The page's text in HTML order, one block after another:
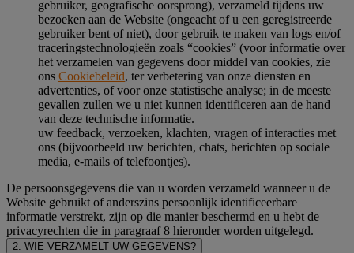
gebruiker, geografische oorsprong), verzameld tijdens uw
bezoeken aan de Website (ongeacht of u een geregistreerde
gebruiker bent of niet), door gebruik te maken van logs en/of
traceringstechnologieën zoals “cookies” (voor informatie over
het verzamelen van gegevens door middel van cookies, zie
ons Cookiebeleid, ter verbetering van onze diensten en
advertenties, of voor onze statistische analyse; in de meeste
gevallen zullen we u niet kunnen identificeren aan de hand
van deze technische informatie.
uw feedback, verzoeken, klachten, vragen of interacties met
ons (bijvoorbeeld uw berichten, chats, berichten op sociale
media, e-mails of telefoontjes).
De persoonsgegevens die van u worden verzameld wanneer u de
Website gebruikt of anderszins persoonlijk identificeerbare
informatie verstrekt, zijn op die manier beschermd en u hebt de
privacyrechten die in paragraaf 8 hieronder worden uitgelegd.
2. WIE VERZAMELT UW GEGEVENS?